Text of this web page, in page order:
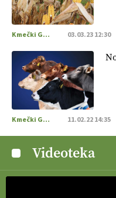
Kmečki Glas 03.03.23 12:30
Kmečki Glas 11.02.22 14:35
Videoteka